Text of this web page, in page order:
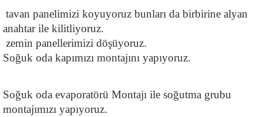
tavan panelimizi koyuyoruz bunları da birbirine alyan
anahtar ile kilitliyoruz.
zemin panellerimizi döşüyoruz.
Soğuk oda kapımızı montajını yapıyoruz.
Soğuk oda evaporatörü Montajı ile soğutma grubu
montajımızı yapıyoruz.